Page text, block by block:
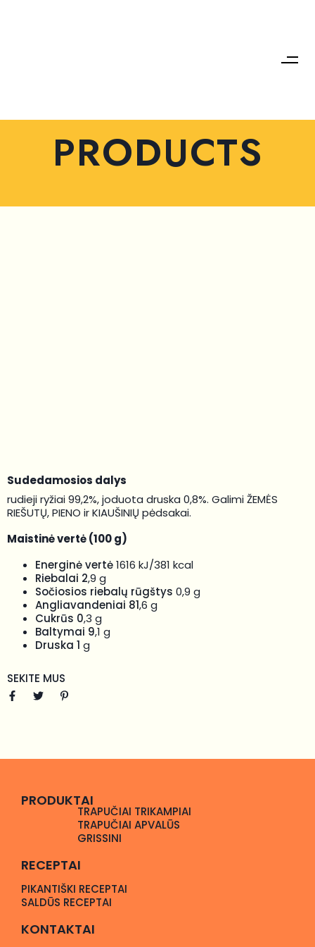
PRODUCTS
Sudedamosios dalys
rudieji ryžiai 99,2%, joduota druska 0,8%. Galimi ŽEMĖS
RIEŠUTŲ, PIENO ir KIAUŠINIŲ pėdsakai.
Maistinė vertė (100 g)
Energinė vertė1616 kJ/381 kcal
Riebalai 2,9 g
Sočiosios riebalų rūgštys 0,9 g
Angliavandeniai 81,6 g
Cukrūs 0,3 g
Baltymai 9,1 g
Druska 1 g
SEKITE MUS
PRODUKTAI
TRAPUČIAI TRIKAMPIAI
TRAPUČIAI APVALŪS
GRISSINI
RECEPTAI
PIKANTIŠKI RECEPTAI
SALDŪS RECEPTAI
KONTAKTAI